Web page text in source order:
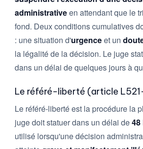
administrativeen attendant que le
fond. Deux conditions cumulatives
: une situation d'urgenceet un
la légalité de la décision. Le juge
dans un délai de quelques jours à
Le référé-liberté (article
Le référé-liberté est la procédure la
juge doit statuer dans un délai de48
utilisé lorsqu'une décision